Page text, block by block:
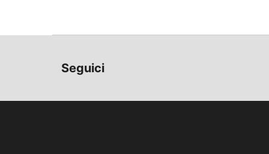
non si nota il leggero sforzo del tour. La
Programma/procedura
Arrivo con i mezzi pubblici o in auto privata,
Seguici